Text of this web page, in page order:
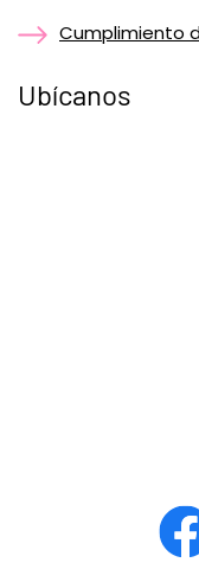
Cumplimiento
Ubícanos